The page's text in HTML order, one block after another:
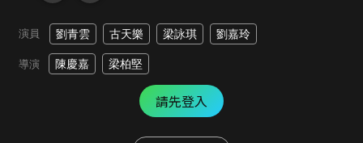
演員 劉青雲 古天樂 梁詠琪 劉嘉玲
導演 陳慶嘉 梁柏堅
請先登入